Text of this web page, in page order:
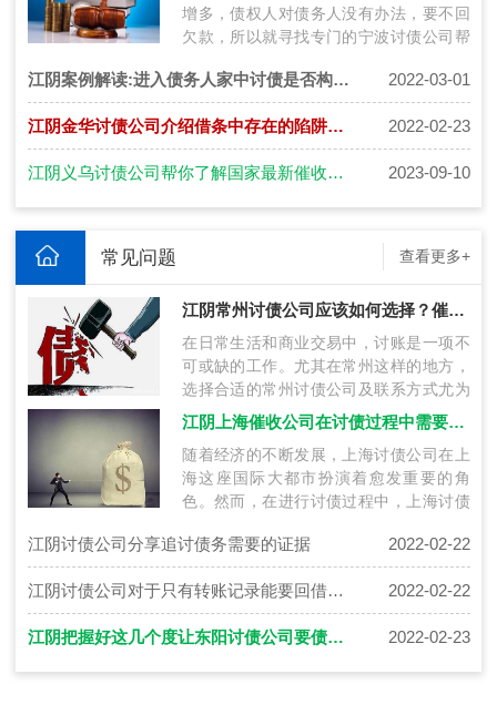
增多，债权人对债务人没有办法，要不回
欠款，所以就寻找专门的宁波讨债公司帮
的…
江阴案例解读:进入债务人家中讨债是否构成犯罪呢 2022-03-01
江阴金华讨债公司介绍借条中存在的陷阱有哪些？ 2022-02-23
江阴义乌讨债公司帮你了解国家最新催收政策做到法治意识更强！ 2023-09-10
常见问题 查看更多+
江阴常州讨债公司应该如何选择？催债公司联系方式获得技巧
在日常生活和商业交易中，讨账是一项不
可或缺的工作。尤其在常州这样的地方，
选择合适的常州讨债公司及联系方式尤为
关键。本文将探讨在常州讨账过程中如何
选…
江阴上海催收公司在讨债过程中需要注意什么？
随着经济的不断发展，上海讨债公司在上
海这座国际大都市扮演着愈发重要的角
色。然而，在进行讨债过程中，上海讨债
作上…
江阴讨债公司分享追讨债务需要的证据 2022-02-22
江阴讨债公司对于只有转账记录能要回借款吗 2022-02-22
江阴把握好这几个度让东阳讨债公司要债也成为一门艺术 2022-02-23